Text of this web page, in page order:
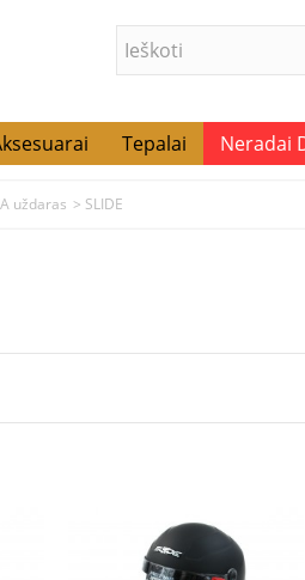
Tepalai Neradai
uždaras > SLIDE